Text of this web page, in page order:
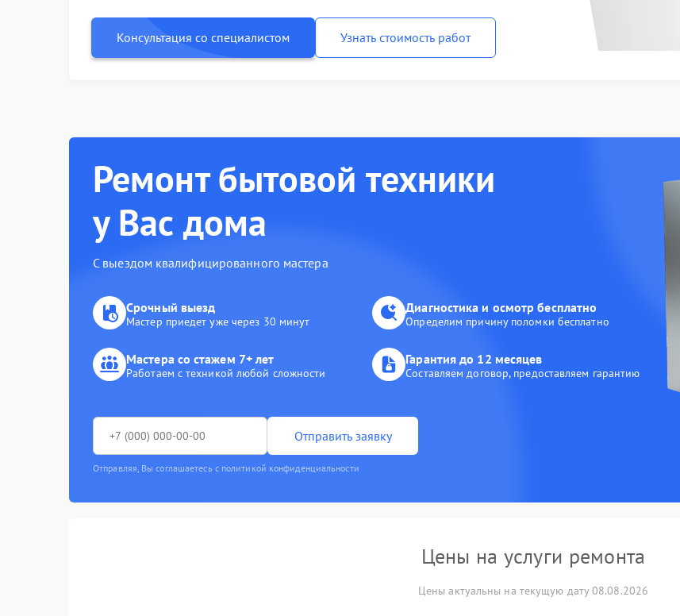
Консультация со специалистом Узнать стоимость работ
Ремонт бытовой техники
у Вас дома
С выездом квалифицированного мастера
Срочный выезд
Мастер приедет уже через 30 минут
Диагностика и осмотр бесплатно
Определим причину поломки бесплатно
Мастера со стажем 7+ лет
Работаем с техникой любой сложности
Гарантия до 12 месяцев
Составляем договор, предоставляем гарантию
Отправить заявку
Отправляя, Вы соглашаетесь с политикой конфиденциальности
Цены на услуги ремонта
Цены актуальны на текущую дату 08.08.2026